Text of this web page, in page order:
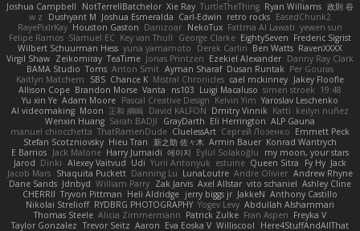
Joshua Campbell
NotTerrellBatchelor Xie Ray TurtleTheThing Ryan Williams 政則 谷
w z
Dushyant M Joshua Esmeralda Carl-Edwin retro rocks EasedChunk2
RayePixlrKay Houston Gaston Danizoar NekoTux Fattma Al Lawati yewen sun
Felipe Ramos Slamuel EC Key van Thull George Clarke EightySeven Frederic Sigrist
Wilbert Schuurman Hess yuna yamamoto Derek Carlin Ben Watts RavenXXXX
Virgil Shaw Zeikomiray TeaTime Jonas Printzen Ezekiel Alexander Danny Ray Clark
BAMA Studio Toms Anton Smit Ayman Sharaf Dusan Runtak Per Gouras
Kaitlyn Matchem
SBS Chance K Mistral Chronicles cael mckinney Jakey Floofle
Allison Cope Brandon Morse Vanta ns103 Luigi Macaluso simen stroek 19:48
Yu xin Ye Adam Moore Pascal Creative Design Kelvin Yim Yaroslav Leschenko
AI videomaking Moon 正和 綱嶋 David KALFON Dmitry Vinnik Katti keilyn nuñez
Wenxin Huang Sarah BADJI GrayDarth Eli Herrington ALP Gauna
manuel chiocchetta ThatRamenDude CluelessArt Cергей Лозенко Emmett Peck
Stefan Scotzniovsky Hieu Tran 新之助 佐々木 Armin Bauer Konrad Wantrych
E Barrios Jack Malone Harry Jumaidi 에이지 Eylül Solakoğlu
my moon, your stars
Jarod Dinki Alexey Vaitvud Udi Yurii Antonyuk estuine Queen Sitra Fy Hy Jack
Jacob Mars Shaquita Puckett Danning Lu LunaLoutre Andre Olivier Andrew Rhyne
Dane Sands Jdnbyd William Parry Zak Jarvis Axel Allstar vito schaniel Ashley Cline
CHERRII Tryvon Pittman Heli Aldridge jerry biggs jr JakkeN Anthony Castillo
Nikolai Strelioff RYDBRG PHOTOGRAPHY Yogev Levy Abdullah Alshammari
Thomas Steele Alicia Zimmermann Patrick Zulke Fran Aspen Freyka V
Taylor Gonzalez Trevor Seitz Aaron Eva Eoska V Williscool
Here4StuffAndAllThat